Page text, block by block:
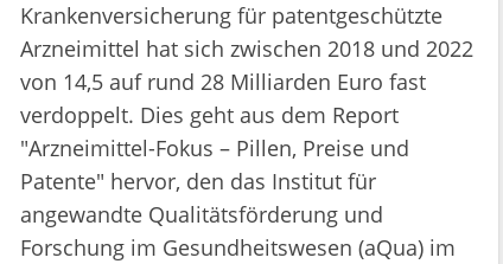
Krankenversicherung für patentgeschützte
Arzneimittel hat sich zwischen 2018 und 2022
von 14,5 auf rund 28 Milliarden Euro fast
verdoppelt. Dies geht aus dem Report
"Arzneimittel-Fokus – Pillen, Preise und
Patente" hervor, den das Institut für
angewandte Qualitätsförderung und
Forschung im Gesundheitswesen (aQua) im